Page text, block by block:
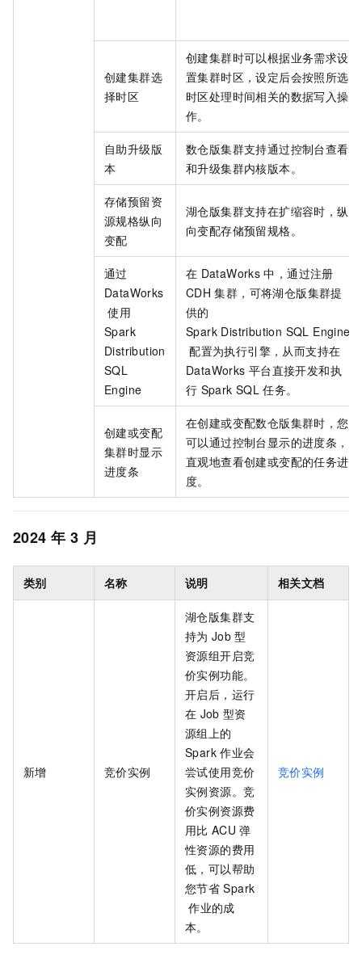
创建集群选
择时区
创建集群时可以根据业务需求设
置集群时区，设定后会按照所选
时区处理时间相关的数据写入操
作。
自助升级版
本
数仓版集群支持通过控制台查看
和升级集群内核版本。
存储预留资
源规格纵向
变配
湖仓版集群支持在扩缩容时，纵
向变配存储预留规格。
通过
DataWorks
使用
Spark
Distribution
SQL
Engine
在 DataWorks 中，通过注册
CDH 集群，可将湖仓版集群提
供的
Spark Distribution SQL Engine
配置为执行引擎，从而支持在
DataWorks 平台直接开发和执
行 Spark SQL 任务。
创建或变配
集群时显示
进度条
在创建或变配数仓版集群时，您
可以通过控制台显示的进度条，
直观地查看创建或变配的任务进
度。
2024 年 3 月
类别 名称 说明 相关文档
新增 竞价实例
湖仓版集群支
持为 Job 型
资源组开启竞
价实例功能。
开启后，运行
在 Job 型资
源组上的
Spark 作业会
尝试使用竞价
实例资源。竞
价实例资源费
用比 ACU 弹
性资源的费用
低，可以帮助
您节省 Spark
作业的成
本。
竞价实例